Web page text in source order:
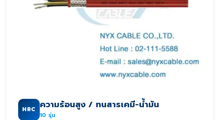
HRC ความร้อนสูง / ทนสารเคมี-น้ำมัน
10 รุ่น